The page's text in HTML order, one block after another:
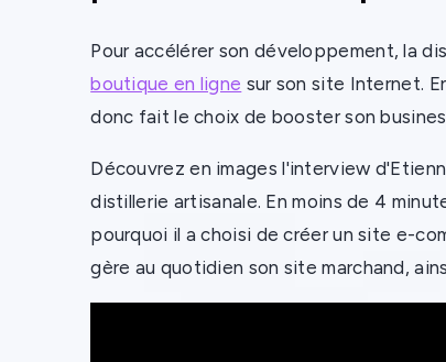
Pour accélérer son développement, la
boutique en ligne sur son site Internet.
donc fait le choix de booster son
Découvrez en images l'interview
distillerie artisanale. En moins de 4
pourquoi il a choisi de créer un site e-
gère au quotidien son site marchand,